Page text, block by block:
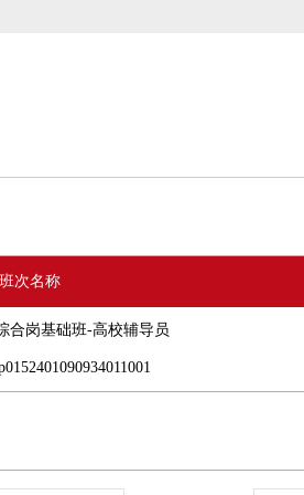
班次名称
合岗基础班-高校辅导员